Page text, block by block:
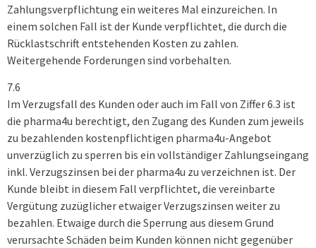
Zahlungsverpflichtung ein weiteres Mal einzureichen. In
einem solchen Fall ist der Kunde verpflichtet, die durch die
Rücklastschrift entstehenden Kosten zu zahlen.
Weitergehende Forderungen sind vorbehalten.
7.6
Im Verzugsfall des Kunden oder auch im Fall von Ziffer 6.3 ist
die pharma4u berechtigt, den Zugang des Kunden zum jeweils
zu bezahlenden kostenpflichtigen pharma4u-Angebot
unverzüglich zu sperren bis ein vollständiger Zahlungseingang
inkl. Verzugszinsen bei der pharma4u zu verzeichnen ist. Der
Kunde bleibt in diesem Fall verpflichtet, die vereinbarte
Vergütung zuzüglicher etwaiger Verzugszinsen weiter zu
bezahlen. Etwaige durch die Sperrung aus diesem Grund
verursachte Schäden beim Kunden können nicht gegenüber